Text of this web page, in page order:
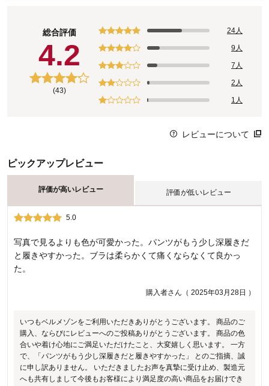
総合評価
4.2
(43)
24人
9人
7人
2人
1人
レビューについて
ピックアップレビュー
評価が高いレビュー 評価が低いレビュー
5.0
写真で見るよりも色が可愛かった。パンツがもう少し深履きだ
と履きやすかった。ブラは柔らかくて痛くならなくて良かっ
た。
購入者さん（ 2025年03月28日 ）
いつもベルメゾンをご利用いただきありがとうございます。 商品のご
購入、ならびにレビューへのご投稿ありがとうございます。 商品の色
合いや着け心地にご満足いただけたこと、大変嬉しく思います。 一方
で、「パンツがもう少し深履きだと履きやすかった」 とのご指摘、誠
に申し訳ありません。 いただきましたお声を真摯に受け止め、製造元
へも共有しまして今後もお客様により満足度の高い商品をお届けでき
2.0
サイズをみて購入したが、小さくて交換依頼をしました。 表を
みて買いましたが、ブラは難しいです。